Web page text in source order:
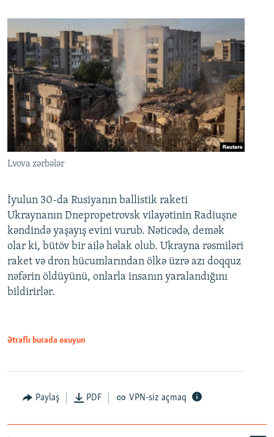
Lvova zərbələr
İyulun 30-da Rusiyanın ballistik raketi
Ukraynanın Dnepropetrovsk vilayətinin Radiuşne
kəndində yaşayış evini vurub. Nəticədə, demək
olar ki, bütöv bir ailə həlak olub. Ukrayna rəsmiləri
raket və dron hücumlarından ölkə üzrə azı doqquz
nəfərin öldüyünü, onlarla insanın yaralandığını
bildirirlər.
Ətraflı burada oxuyun
Paylaş PDF VPN-siz açmaq